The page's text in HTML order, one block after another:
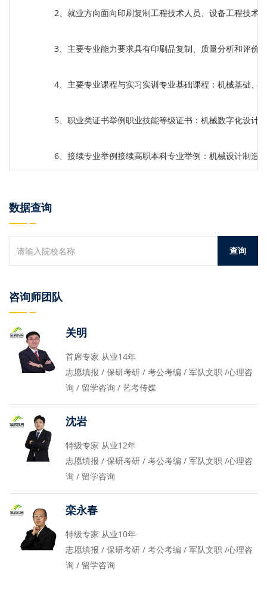
2、就业方向面向印刷复制工程技术人员、设备工程技术
3、主要专业能力要求具有印刷品复制、质量分析和评价
4、主要专业课程与实习实训专业基础课程：机械基础、
5、职业类证书举例职业技能等级证书：机械数字化设计
6、接续专业举例接续高职本科专业举例：机械设计制造
数据查询
咨询师团队
关明
首席专家 从业14年
志愿填报 / 保研考研 / 考公考编 / 军队文职 /心理咨
询 / 留学咨询 / 艺考传媒
沈岩
特级专家 从业12年
志愿填报 / 保研考研 / 考公考编 / 军队文职 /心理咨
询 / 留学咨询
栾永春
特级专家 从业10年
志愿填报 / 保研考研 / 考公考编 / 军队文职 /心理咨
询 / 留学咨询